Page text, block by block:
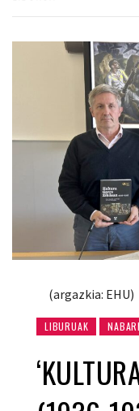
(argazkia: EHU)
LIBURUAK